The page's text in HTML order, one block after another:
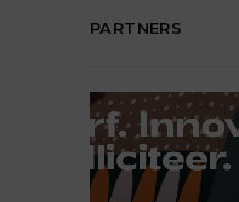
PARTNERS